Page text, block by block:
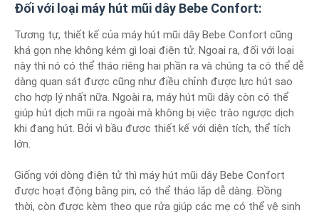
Đối với loại máy hút mũi dây Bebe Confort:
Tương tự, thiết kế của máy hút mũi dây Bebe Confort cũng
khá gọn nhẹ không kém gì loại điện tử. Ngoai ra, đối với loại
này thì nó có thể tháo riêng hai phần ra và chúng ta có thể dễ
dàng quan sát được cũng như điều chỉnh được lực hút sao
cho hợp lý nhất nữa. Ngoài ra, máy hút mũi dây còn có thể
giúp hút dịch mũi ra ngoài mà không bị việc trào ngược dịch
khi đang hút. Bởi vì bầu được thiết kế với diện tích, thể tích
lớn.
Giống với dòng điện tử thì máy hút mũi dây Bebe Confort
được hoạt động bằng pin, có thể tháo lắp dễ dàng. Đồng
thời, còn được kèm theo que rửa giúp các mẹ có thể vệ sinh